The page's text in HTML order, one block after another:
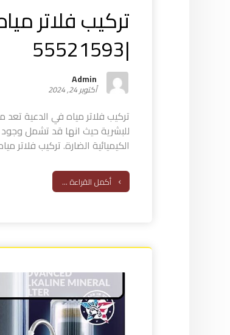
تركيب فلاتر
|55521593
Admin
أكتوبر 24, 2024
تركيب فلاتر مياه في الدعية تعد
للبشرية حيث انها قد تشمل وجود
الكيميائية الضارة. تركيب فلاتر
أكمل القراءة ...